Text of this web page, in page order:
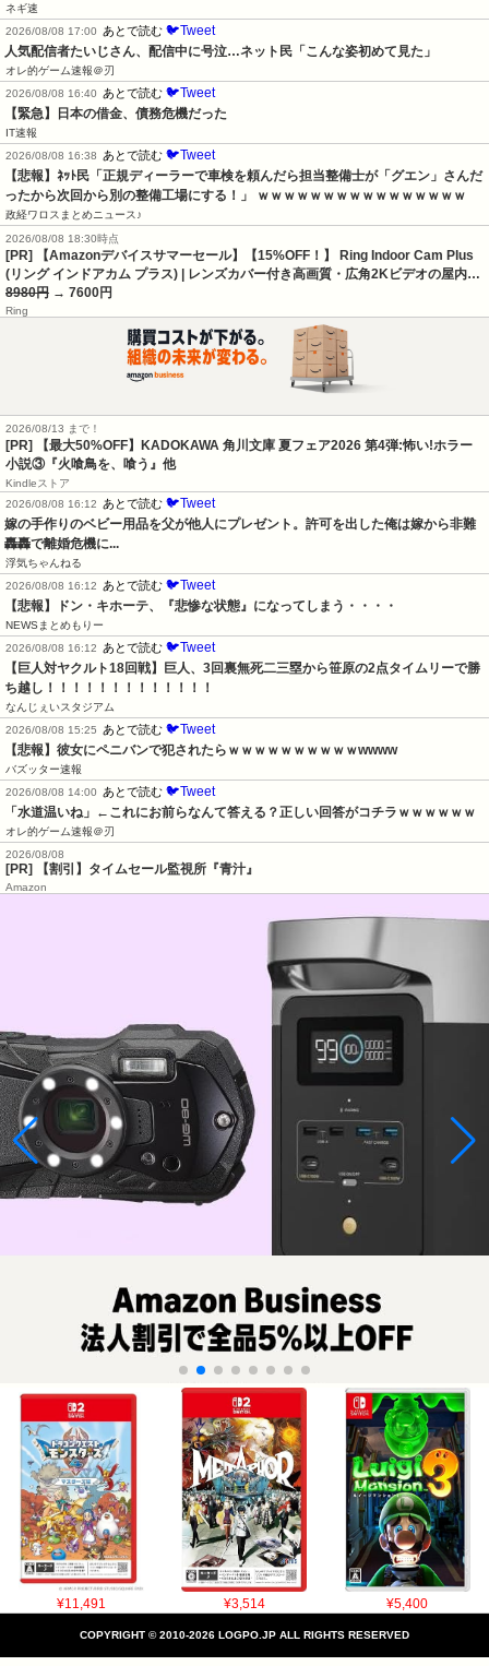
ネギ速
2026/08/08 17:00
あとで読む 🐦Tweet
人気配信者たいじさん、配信中に号泣…ネット民「こんな姿初めて見た」
オレ的ゲーム速報＠刃
2026/08/08 16:40
あとで読む 🐦Tweet
【緊急】日本の借金、債務危機だった
IT速報
2026/08/08 16:38
あとで読む 🐦Tweet
【悲報】ﾈｯﾄ民「正規ディーラーで車検を頼んだら担当整備士が「グエン」さんだ
ったから次回から別の整備工場にする！」 ｗｗｗｗｗｗｗｗｗｗｗｗｗｗｗｗ
政経ワロスまとめニュース♪
2026/08/08 18:30時点
[PR] 【Amazonデバイスサマーセール】【15%OFF！】 Ring Indoor Cam Plus
(リング インドアカム プラス) | レンズカバー付き高画質・広角2Kビデオの屋内…
8980円 → 7600円
Ring
2026/08/13 まで！
[PR] 【最大50%OFF】KADOKAWA 角川文庫 夏フェア2026 第4弾:怖い!ホラー
小説③『火喰鳥を、喰う』他
Kindleストア
2026/08/08 16:12 あとで読む 🐦Tweet
嫁の手作りのベビー用品を父が他人にプレゼント。許可を出した俺は嫁から非難
轟轟で離婚危機に...
浮気ちゃんねる
2026/08/08 16:12 あとで読む 🐦Tweet
【悲報】ドン・キホーテ、『悲惨な状態』になってしまう・・・・
NEWSまとめもりー
2026/08/08 16:12 あとで読む 🐦Tweet
【巨人対ヤクルト18回戦】巨人、3回裏無死二三塁から笹原の2点タイムリーで勝
ち越し！！！！！！！！！！！！！
なんじぇいスタジアム
2026/08/08 15:25 あとで読む 🐦Tweet
【悲報】彼女にペニバンで犯されたらｗｗｗｗｗｗｗｗｗｗwwww
バズッター速報
2026/08/08 14:00 あとで読む 🐦Tweet
「水道温いね」←これにお前らなんて答える？正しい回答がコチラｗｗｗｗｗｗ
オレ的ゲーム速報＠刃
2026/08/08
[PR] 【割引】タイムセール監視所『青汁』
Amazon
¥11,491 ¥3,514 ¥5,400
COPYRIGHT © 2010-2026 LOGPO.JP ALL RIGHTS RESERVED